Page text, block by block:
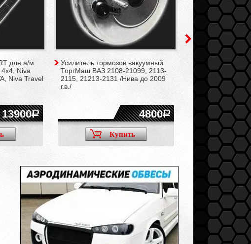
для а/м
Niva
Niva Travel
13900
Усилитель тормозов вакуумный
ТоргМаш ВАЗ 2108-21099, 2113-
2115, 21213-2131 /Нива до 2009
г.в./
4800
Купить
Звёздочка
вала
для двигателей
2103, 2104,
21213, 2130 /